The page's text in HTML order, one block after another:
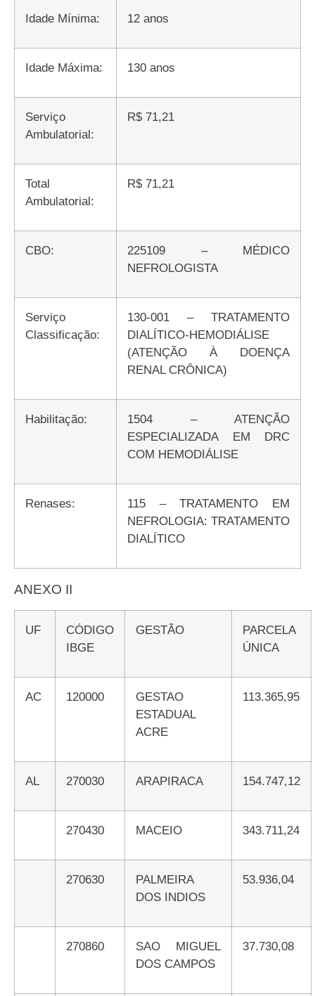
Idade Mínima: 12 anos
Idade Máxima: 130 anos
Serviço
Ambulatorial:
R$ 71,21
Total
Ambulatorial:
R$ 71,21
CBO:
225109 – MÉDICO
NEFROLOGISTA
Serviço
Classificação:
130-001 – TRATAMENTO
DIALÍTICO-HEMODIÁLISE
(ATENÇÃO À DOENÇA
RENAL CRÔNICA)
Habilitação:
1504 – ATENÇÃO
ESPECIALIZADA EM DRC
COM HEMODIÁLISE
Renases:
115 – TRATAMENTO EM
NEFROLOGIA: TRATAMENTO
DIALÍTICO
ANEXO II
UF
CÓDIGO
IBGE
GESTÃO
PARCELA
ÚNICA
AC 120000
GESTAO
ESTADUAL
ACRE
113.365,95
AL 270030 ARAPIRACA 154.747,12
270430 MACEIO 343.711,24
270630
PALMEIRA
DOS INDIOS
53.936,04
270860
SAO MIGUEL
DOS CAMPOS
37.730,08